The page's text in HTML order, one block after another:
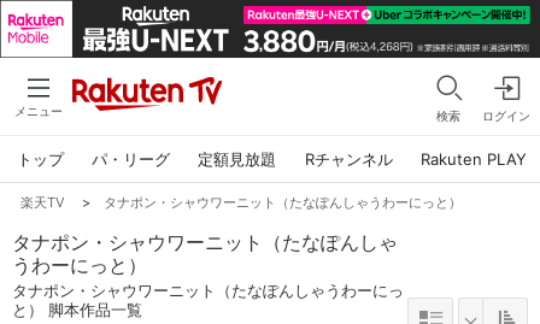
メニュー 検索 ログイン
トップ パ・リーグ 定額見放題 Rチャンネル Rakuten PLAY
楽天TV > タナポン・シャウワーニット（たなぽんしゃうわーにっと）
タナポン・シャウワーニット（たなぽんしゃ
うわーにっと）
タナポン・シャウワーニット（たなぽんしゃうわーにっ
と） 脚本作品一覧